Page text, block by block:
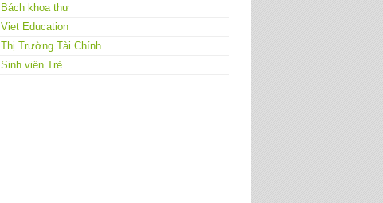
Bách khoa thư
Viet Education
Thị Trường Tài Chính
Sinh viên Trẻ